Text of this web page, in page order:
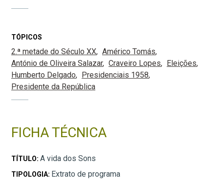
TÓPICOS
2.ª metade do Século XX
Américo Tomás
António de Oliveira Salazar
Craveiro Lopes
Eleições
Humberto Delgado
Presidenciais 1958
Presidente da República
FICHA TÉCNICA
TÍTULO: A vida dos Sons
TIPOLOGIA: Extrato de programa